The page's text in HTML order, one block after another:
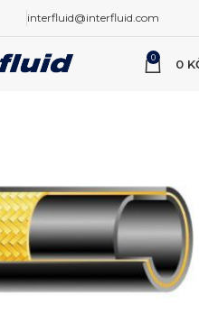
interfluid@interfluid.com
0 0